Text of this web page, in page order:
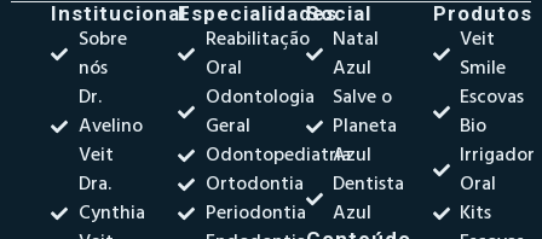
Institucional
Sobre
nós
Dr.
Avelino
Veit
Dra.
Cynthia
Especialidades
Reabilitação
Oral
Odontologia
Geral
Odontopediatria
Ortodontia
Periodontia
Social
Natal
Azul
Salve o
Planeta
Azul
Dentista
Azul
Produtos
Veit
Smile
Escovas
Bio
Irrigador
Oral
Kits